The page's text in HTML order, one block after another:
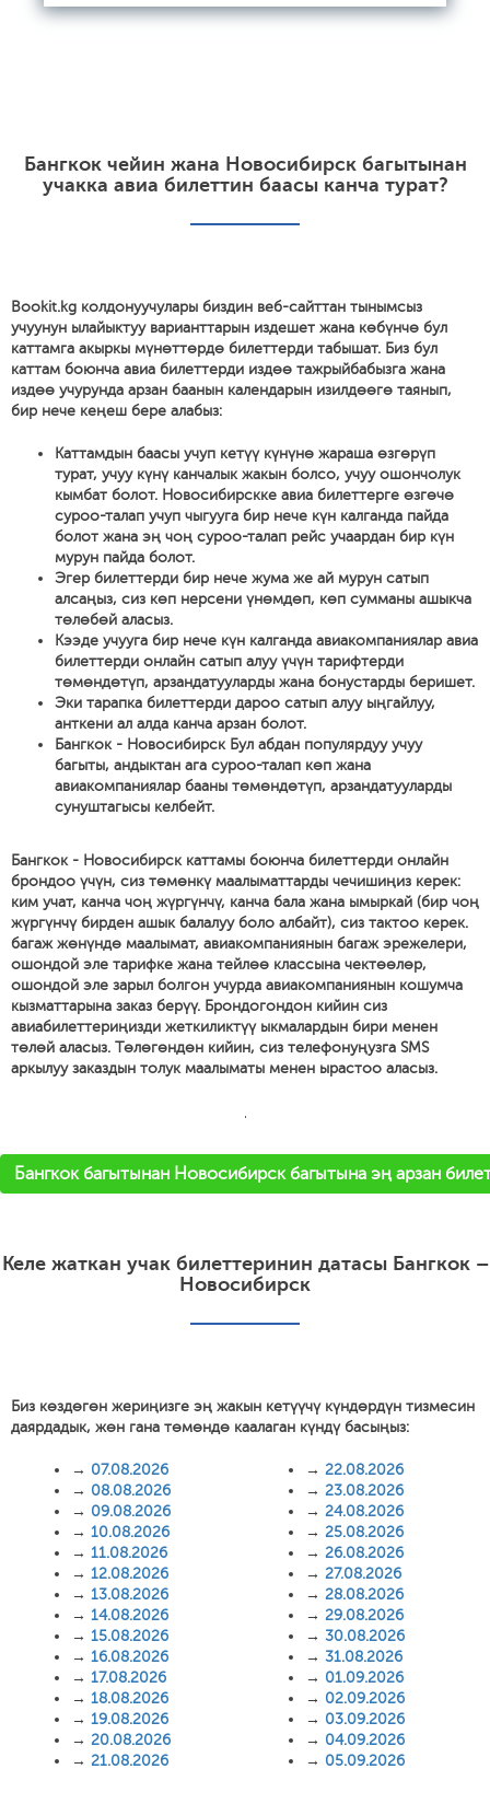
Бангкок чейин жана Новосибирск багытынан
учакка авиа билеттин баасы канча турат?
Bookit.kg колдонуучулары биздин веб-сайттан тынымсыз
учуунун ылайыктуу варианттарын издешет жана көбүнчө бул
каттамга акыркы мүнөттөрдө билеттерди табышат. Биз бул
каттам боюнча авиа билеттерди издөө тажрыйбабызга жана
издөө учурунда арзан баанын календарын изилдөөгө таянып,
бир нече кеңеш бере алабыз:
Каттамдын баасы учуп кетүү күнүнө жараша өзгөрүп
турат, учуу күнү канчалык жакын болсо, учуу ошончолук
кымбат болот. Новосибирскке авиа билеттерге өзгөчө
суроо-талап учуп чыгууга бир нече күн калганда пайда
болот жана эң чоң суроо-талап рейс учаардан бир күн
мурун пайда болот.
Эгер билеттерди бир нече жума же ай мурун сатып
алсаңыз, сиз көп нерсени үнөмдөп, көп сумманы ашыкча
төлөбөй аласыз.
Кээде учууга бир нече күн калганда авиакомпаниялар авиа
билеттерди онлайн сатып алуу үчүн тарифтерди
төмөндөтүп, арзандатууларды жана бонустарды беришет.
Эки тарапка билеттерди дароо сатып алуу ыңгайлуу,
анткени ал алда канча арзан болот.
Бангкок - Новосибирск Бул абдан популярдуу учуу
багыты, андыктан ага суроо-талап көп жана
авиакомпаниялар бааны төмөндөтүп, арзандатууларды
сунуштагысы келбейт.
Бангкок - Новосибирск каттамы боюнча билеттерди онлайн
брондоо үчүн, сиз төмөнкү маалыматтарды чечишиңиз керек:
ким учат, канча чоң жүргүнчү, канча бала жана ымыркай (бир чоң
жүргүнчү бирден ашык балалуу боло албайт), сиз тактоо керек.
багаж жөнүндө маалымат, авиакомпаниянын багаж эрежелери,
ошондой эле тарифке жана тейлөө классына чектөөлөр,
ошондой эле зарыл болгон учурда авиакомпаниянын кошумча
кызматтарына заказ берүү. Брондогондон кийин сиз
авиабилеттериңизди жеткиликтүү ыкмалардын бири менен
төлөй аласыз. Төлөгөндөн кийин, сиз телефонуңузга SMS
аркылуу заказдын толук маалыматы менен ырастоо аласыз.
'
Бангкок багытынан Новосибирск багытына эң арзан
Келе жаткан учак билеттеринин датасы Бангкок –
Новосибирск
Биз көздөгөн жериңизге эң жакын кетүүчү күндөрдүн тизмесин
даярдадык, жөн гана төмөндө каалаган күндү басыңыз:
→ 07.08.2026
→ 08.08.2026
→ 09.08.2026
→ 10.08.2026
→ 11.08.2026
→ 12.08.2026
→ 13.08.2026
→ 14.08.2026
→ 15.08.2026
→ 16.08.2026
→ 17.08.2026
→ 18.08.2026
→ 19.08.2026
→ 20.08.2026
→ 21.08.2026
→ 22.08.2026
→ 23.08.2026
→ 24.08.2026
→ 25.08.2026
→ 26.08.2026
→ 27.08.2026
→ 28.08.2026
→ 29.08.2026
→ 30.08.2026
→ 31.08.2026
→ 01.09.2026
→ 02.09.2026
→ 03.09.2026
→ 04.09.2026
→ 05.09.2026